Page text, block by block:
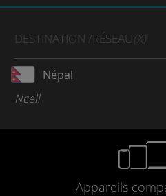
DESTINATION /RÉSEAU(X)
Népal
Ncell
Appareils